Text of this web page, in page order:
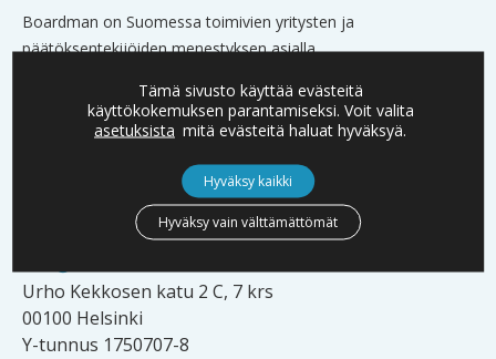
Boardman on Suomessa toimivien yritysten ja
päätöksentekijöiden menestyksen asialla.
hallitusten jäseniä sekä johtoa.
YHTEYSTIEDOT
Urho Kekkosen katu 2 C, 7 krs
00100 Helsinki
Y-tunnus 1750707-8
Tämä sivusto käyttää evästeitä
käyttökokemuksen parantamiseksi. Voit valita
asetuksista mitä evästeitä haluat hyväksyä.
Hyväksy kaikki
Hyväksy vain välttämättömät